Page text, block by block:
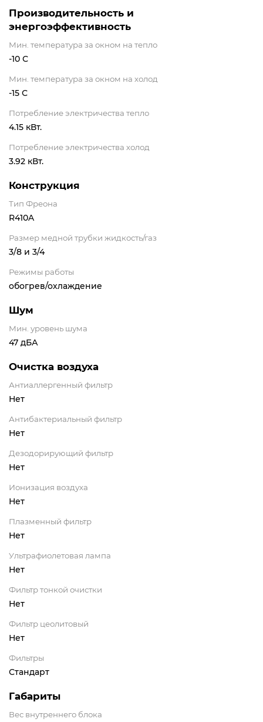
Производительность и
энергоэффективность
Мин. температура за окном на тепло
-10 С
Мин. температура за окном на холод
-15 С
Потребление электричества тепло
4.15 кВт.
Потребление электричества холод
3.92 кВт.
Конструкция
Тип Фреона
R410A
Размер медной трубки жидкость/газ
3/8 и 3/4
Режимы работы
обогрев/охлаждение
Шум
Мин. уровень шума
47 дБА
Очистка воздуха
Антиаллергенный фильтр
Нет
Антибактериальный фильтр
Нет
Дезодорирующий фильтр
Нет
Ионизация воздуха
Нет
Плазменный фильтр
Нет
Ультрафиолетовая лампа
Нет
Фильтр тонкой очистки
Нет
Фильтр цеолитовый
Нет
Фильтры
Стандарт
Габариты
Вес внутреннего блока